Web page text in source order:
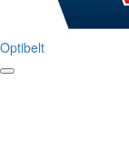
Optibelt